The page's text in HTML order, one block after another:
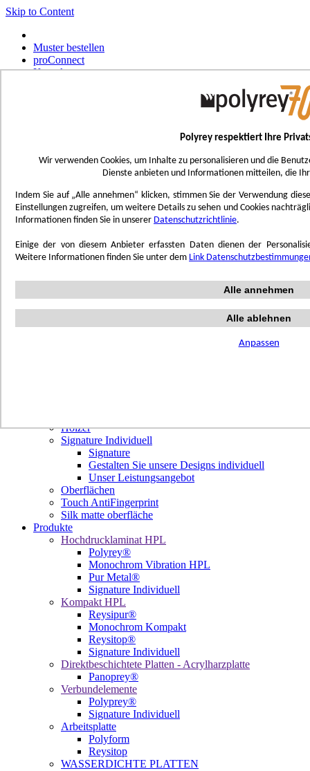
Polyrey respektiert Ihre
Wir verwenden Cookies, um Inhalte zu personalisieren und die
Dienste anbieten und Informationen mitteilen, die
Indem Sie auf „Alle annehmen“ klicken, stimmen Sie der Verwendung
Einstellungen zugreifen, um weitere Details zu sehen und Cookies
Informationen finden Sie in unserer Datenschutzrichtlinie.
Einige der von diesem Anbieter erfassten Daten dienen der
Weitere Informationen finden Sie unter dem Link
Alle annehmen
Alle ablehnen
Anpassen
Skip to Content
Muster bestellen
proConnect
Kontakt
UK - Ireland
Português
Italiano
Nederlands
Toggle Nav
Menu
Inspiration
Authentic Travertine
Hölzer
Signature Individuell
Signature
Gestalten Sie unsere Designs individuell
Unser Leistungsangebot
Oberflächen
Touch AntiFingerprint
Silk matte oberfläche
Produkte
Hochdrucklaminat HPL
Polyrey®
Monochrom Vibration HPL
Pur Metal®
Signature Individuell
Kompakt HPL
Reysipur®
Monochrom Kompakt
Reysitop®
Signature Individuell
Direktbeschichtete Platten - Acrylharzplatte
Panoprey®
Verbundelemente
Polyprey®
Signature Individuell
Arbeitsplatte
Polyform
Reysitop
WASSERDICHTE PLATTEN